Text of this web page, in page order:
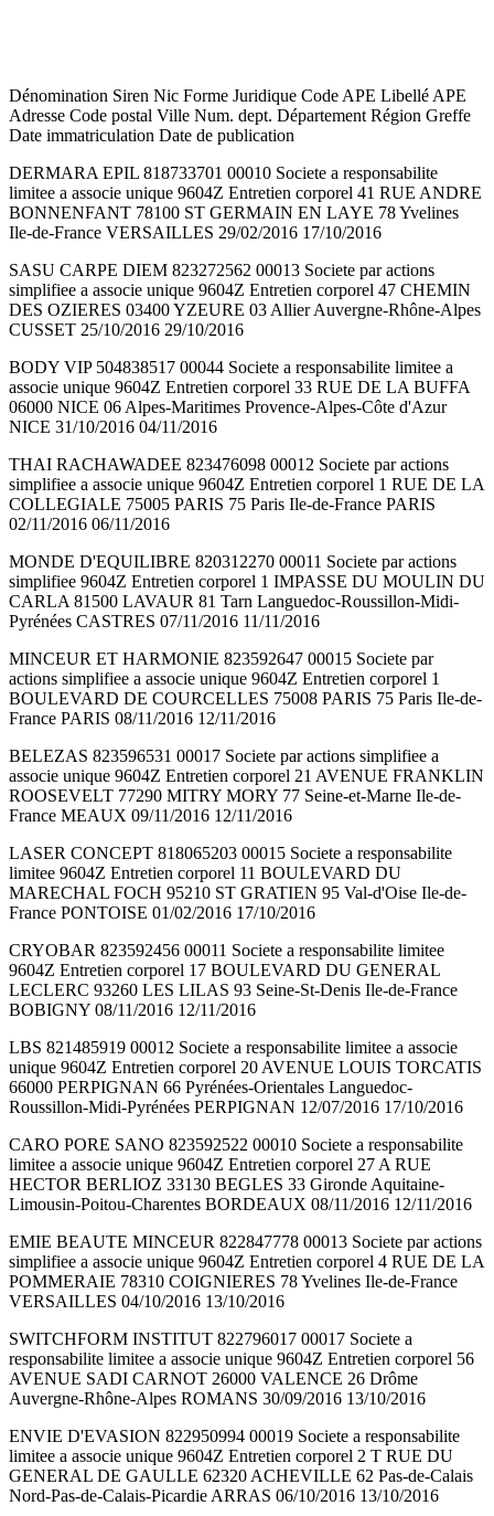
Dénomination Siren Nic Forme Juridique Code APE Libellé APE
Adresse Code postal Ville Num. dept. Département Région Greffe
Date immatriculation Date de publication
DERMARA EPIL 818733701 00010 Societe a responsabilite
limitee a associe unique 9604Z Entretien corporel 41 RUE ANDRE
BONNENFANT 78100 ST GERMAIN EN LAYE 78 Yvelines
Ile-de-France VERSAILLES 29/02/2016 17/10/2016
SASU CARPE DIEM 823272562 00013 Societe par actions
simplifiee a associe unique 9604Z Entretien corporel 47 CHEMIN
DES OZIERES 03400 YZEURE 03 Allier Auvergne-Rhône-Alpes
CUSSET 25/10/2016 29/10/2016
BODY VIP 504838517 00044 Societe a responsabilite limitee a
associe unique 9604Z Entretien corporel 33 RUE DE LA BUFFA
06000 NICE 06 Alpes-Maritimes Provence-Alpes-Côte d'Azur
NICE 31/10/2016 04/11/2016
THAI RACHAWADEE 823476098 00012 Societe par actions
simplifiee a associe unique 9604Z Entretien corporel 1 RUE DE LA
COLLEGIALE 75005 PARIS 75 Paris Ile-de-France PARIS
02/11/2016 06/11/2016
MONDE D'EQUILIBRE 820312270 00011 Societe par actions
simplifiee 9604Z Entretien corporel 1 IMPASSE DU MOULIN DU
CARLA 81500 LAVAUR 81 Tarn Languedoc-Roussillon-Midi-
Pyrénées CASTRES 07/11/2016 11/11/2016
MINCEUR ET HARMONIE 823592647 00015 Societe par
actions simplifiee a associe unique 9604Z Entretien corporel 1
BOULEVARD DE COURCELLES 75008 PARIS 75 Paris Ile-de-
France PARIS 08/11/2016 12/11/2016
BELEZAS 823596531 00017 Societe par actions simplifiee a
associe unique 9604Z Entretien corporel 21 AVENUE FRANKLIN
ROOSEVELT 77290 MITRY MORY 77 Seine-et-Marne Ile-de-
France MEAUX 09/11/2016 12/11/2016
LASER CONCEPT 818065203 00015 Societe a responsabilite
limitee 9604Z Entretien corporel 11 BOULEVARD DU
MARECHAL FOCH 95210 ST GRATIEN 95 Val-d'Oise Ile-de-
France PONTOISE 01/02/2016 17/10/2016
CRYOBAR 823592456 00011 Societe a responsabilite limitee
9604Z Entretien corporel 17 BOULEVARD DU GENERAL
LECLERC 93260 LES LILAS 93 Seine-St-Denis Ile-de-France
BOBIGNY 08/11/2016 12/11/2016
LBS 821485919 00012 Societe a responsabilite limitee a associe
unique 9604Z Entretien corporel 20 AVENUE LOUIS TORCATIS
66000 PERPIGNAN 66 Pyrénées-Orientales Languedoc-
Roussillon-Midi-Pyrénées PERPIGNAN 12/07/2016 17/10/2016
CARO PORE SANO 823592522 00010 Societe a responsabilite
limitee a associe unique 9604Z Entretien corporel 27 A RUE
HECTOR BERLIOZ 33130 BEGLES 33 Gironde Aquitaine-
Limousin-Poitou-Charentes BORDEAUX 08/11/2016 12/11/2016
EMIE BEAUTE MINCEUR 822847778 00013 Societe par actions
simplifiee a associe unique 9604Z Entretien corporel 4 RUE DE LA
POMMERAIE 78310 COIGNIERES 78 Yvelines Ile-de-France
VERSAILLES 04/10/2016 13/10/2016
SWITCHFORM INSTITUT 822796017 00017 Societe a
responsabilite limitee a associe unique 9604Z Entretien corporel 56
AVENUE SADI CARNOT 26000 VALENCE 26 Drôme
Auvergne-Rhône-Alpes ROMANS 30/09/2016 13/10/2016
ENVIE D'EVASION 822950994 00019 Societe a responsabilite
limitee a associe unique 9604Z Entretien corporel 2 T RUE DU
GENERAL DE GAULLE 62320 ACHEVILLE 62 Pas-de-Calais
Nord-Pas-de-Calais-Picardie ARRAS 06/10/2016 13/10/2016